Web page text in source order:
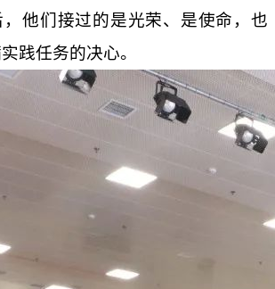
， 他们接过的是光荣、是使命 ，也
践任务的决心。